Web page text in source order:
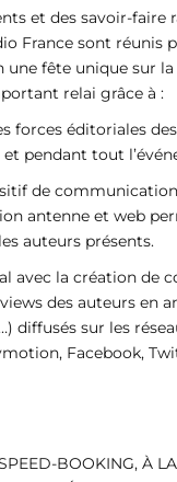
et des savoir-faire
France sont réunis
fête unique sur
relai grâce à :
forces éditoriales
et pendant tout
de
antenne et web
auteurs présents.
avec la création de
des auteurs en
diffusés sur les
Facebook,
BOOKING, À